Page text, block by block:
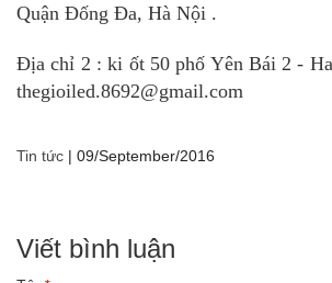
Quận Đống Đa, Hà Nội .
Địa chỉ 2 : ki ốt 50 phố Yên Bái 2 -
thegioiled.8692@gmail.com
Tin tức | 09/September/2016
Viết bình luận